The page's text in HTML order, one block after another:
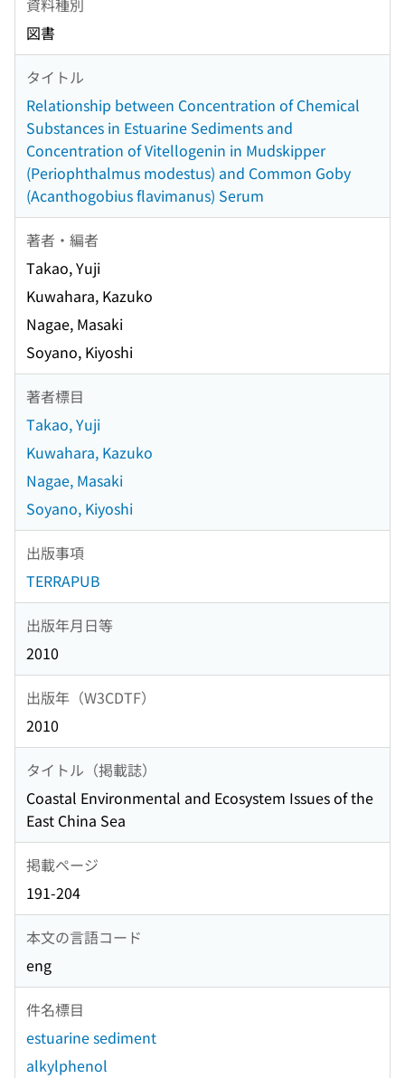
図書
タイトル
Relationship between Concentration of Chemical
Substances in Estuarine Sediments and
Concentration of Vitellogenin in Mudskipper
(Periophthalmus modestus) and Common Goby
(Acanthogobius flavimanus) Serum
著者・編者
Takao, Yuji
Kuwahara, Kazuko
Nagae, Masaki
Soyano, Kiyoshi
著者標目
Takao, Yuji
Kuwahara, Kazuko
Nagae, Masaki
Soyano, Kiyoshi
出版事項
TERRAPUB
出版年月日等
2010
出版年（W3CDTF）
2010
タイトル（掲載誌）
Coastal Environmental and Ecosystem Issues of the
East China Sea
掲載ページ
191-204
本文の言語コード
eng
件名標目
estuarine sediment
alkylphenol